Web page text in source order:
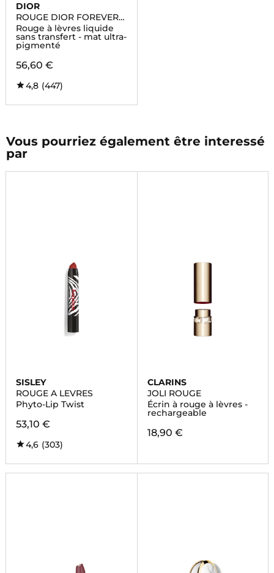
DIOR
ROUGE DIOR FOREVER
LIQUID
Rouge à lèvres liquide
sans transfert - mat ultra-
pigmenté
56,60 €
4,8 (447)
Vous pourriez également être interessé
par
SISLEY
ROUGE A LEVRES
Phyto-Lip Twist
53,10 €
4,6 (303)
CLARINS
JOLI ROUGE
Écrin à rouge à lèvres -
rechargeable
18,90 €